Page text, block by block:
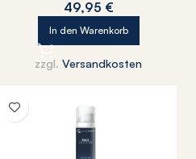
49,95 €
In den Warenkorb
zzgl. Versandkosten